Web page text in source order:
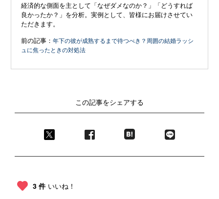
経済的な側面を主として「なぜダメなのか？」「どうすれば
良かったか？」を分析。実例として、皆様にお届けさせてい
ただきます。
前の記事：年下の彼が成熟するまで待つべき？周囲の結婚ラッシ
ュに焦ったときの対処法
この記事をシェアする
3 件 いいね！